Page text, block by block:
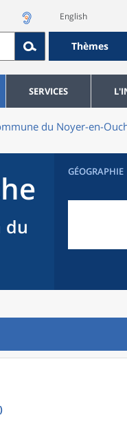
English
Thèmes
SERVICES
du Noyer-en-
du
GÉOGRAPHIE